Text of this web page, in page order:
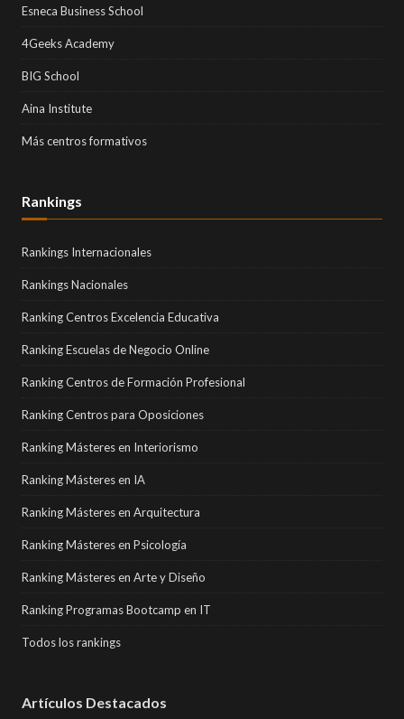
Esneca Business School
4Geeks Academy
BIG School
Aina Institute
Más centros formativos
Rankings
Rankings Internacionales
Rankings Nacionales
Ranking Centros Excelencia Educativa
Ranking Escuelas de Negocio Online
Ranking Centros de Formación Profesional
Ranking Centros para Oposiciones
Ranking Másteres en Interiorismo
Ranking Másteres en IA
Ranking Másteres en Arquitectura
Ranking Másteres en Psicología
Ranking Másteres en Arte y Diseño
Ranking Programas Bootcamp en IT
Todos los rankings
Artículos Destacados